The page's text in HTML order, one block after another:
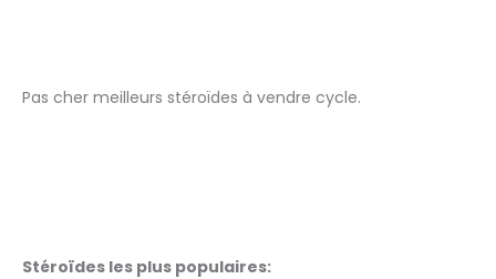
Pas cher meilleurs stéroïdes à vendre cycle.
Stéroïdes les plus populaires: